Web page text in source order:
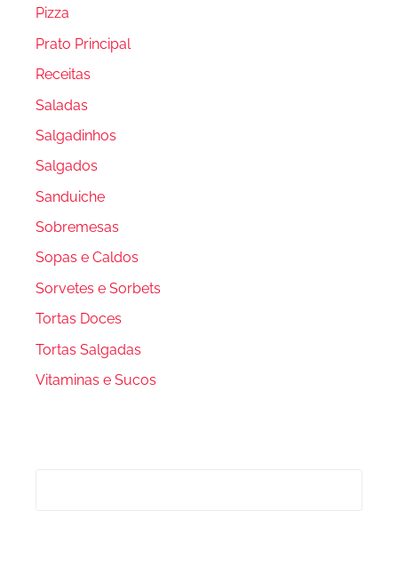
Pizza
Prato Principal
Receitas
Saladas
Salgadinhos
Salgados
Sanduiche
Sobremesas
Sopas e Caldos
Sorvetes e Sorbets
Tortas Doces
Tortas Salgadas
Vitaminas e Sucos